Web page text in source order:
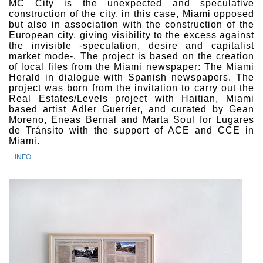
MC City is the unexpected and speculative
construction of the city, in this case, Miami opposed
but also in association with the construction of the
European city, giving visibility to the excess against
the invisible -speculation, desire and capitalist
market mode-. The project is based on the creation
of local files from the Miami newspaper: The Miami
Herald in dialogue with Spanish newspapers. The
project was born from the invitation to carry out the
Real Estates/Levels project with Haitian, Miami
based artist Adler Guerrier, and curated by Gean
Moreno, Eneas Bernal and Marta Soul for Lugares
de Tránsito with the support of ACE and CCE in
Miami.
+ INFO